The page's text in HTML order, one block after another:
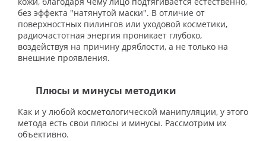
без эффекта "натянутой маски". В отличие от
поверхностных пилингов или уходовой косметики,
радиочастотная энергия проникает глубоко,
воздействуя на причину дряблости, а не только на
внешние проявления.
Плюсы и минусы методики
Как и у любой косметологической манипуляции, у этого
метода есть свои плюсы и минусы. Рассмотрим их
объективно.